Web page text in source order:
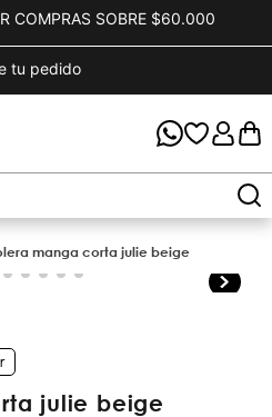
COMPRAS SOBRE $60.000
tu pedido
manga corta julie beige
julie beige